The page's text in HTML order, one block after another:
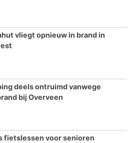
vliegt opnieuw in brand in
deels ontruimd vanwege
bij Overveen
fietslessen voor senioren